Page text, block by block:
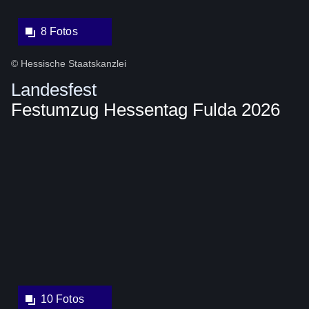
8 Fotos
© Hessische Staatskanzlei
Landesfest
Festumzug Hessentag Fulda 2026
10 Fotos